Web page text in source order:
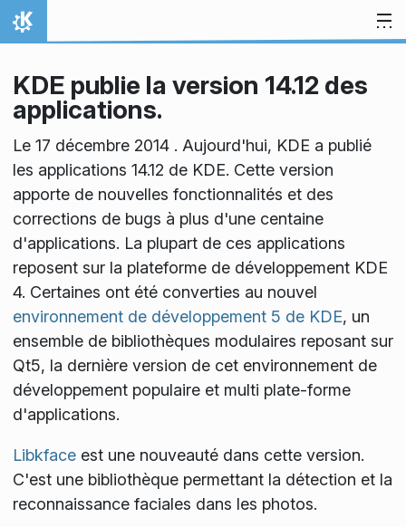
Aller directement au contenu
Accueil
KDE publie la version 14.12 des
applications.
Le 17 décembre 2014 . Aujourd'hui, KDE a publié
les applications 14.12 de KDE. Cette version
apporte de nouvelles fonctionnalités et des
corrections de bugs à plus d'une centaine
d'applications. La plupart de ces applications
reposent sur la plateforme de développement KDE
4. Certaines ont été converties au nouvel
environnement de développement 5 de KDE, un
ensemble de bibliothèques modulaires reposant sur
Qt5, la dernière version de cet environnement de
développement populaire et multi plate-forme
d'applications.
Libkfaceest une nouveauté dans cette version.
C'est une bibliothèque permettant la détection et la
reconnaissance faciales dans les photos.